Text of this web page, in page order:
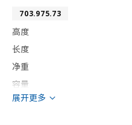
703.975.73
高度
长度
净重
容量
重量
展开更多